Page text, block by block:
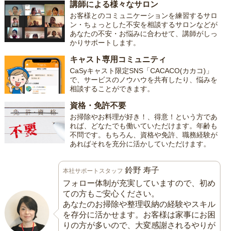
講師による様々なサロン
お客様とのコミュニケーションを練習するサロ
ン・ちょっとした不安を相談するサロンなどが
あなたの不安・お悩みに合わせて、講師がしっ
かりサポートします。
キャスト専用コミュニティ
CaSyキャスト限定SNS「CACACO(カカコ)」
で、サービスのノウハウを共有したり、悩みを
相談することができます。
資格・免許不要
お掃除やお料理が好き！、得意！という方であ
れば、どなたでも働いていただけます。年齢も
不問です。もちろん、資格や免許、職務経験が
あればそれを充分に活かしていただけます。
本社サポートスタッフ 鈴野 寿子
フォロー体制が充実していますので、初め
ての方もご安心ください。
あなたのお掃除や整理収納の経験やスキル
を存分に活かせます。お客様は家事にお困
りの方が多いので、大変感謝されるやりが